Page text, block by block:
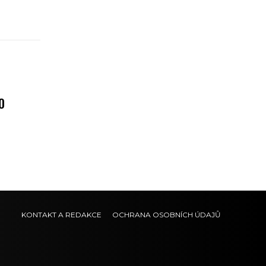
KONTAKT A REDAKCE OCHRANA OSOBNÍCH ÚDAJŮ